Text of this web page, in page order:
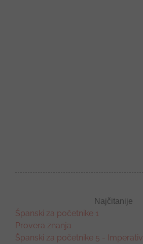
Najčitanije
Španski za početnike 1
Provera znanja
Španski za početnike 5 - Imperativ